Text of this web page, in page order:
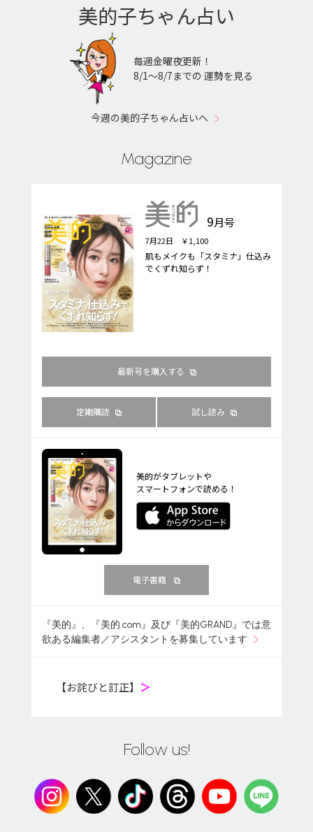
美的子ちゃん占い
毎週金曜夜更新！
8/1〜8/7までの 運勢を見る
今週の美的子ちゃん占いへ
Magazine
9月号
7月22日 ￥1,100
肌もメイクも「スタミナ」仕込み
でくずれ知らず！
最新号を購入する
定期購読 試し読み
美的がタブレットや
スマートフォンで読める！
電子書籍
『美的』、『美的.com』及び『美的GRAND』では意
欲ある編集者／アシスタントを募集しています
【お詫びと訂正】 ＞
Follow us!